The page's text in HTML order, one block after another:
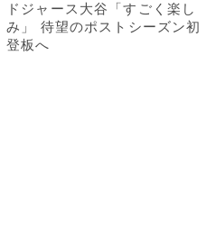
ドジャース大谷「すごく楽し
み」 待望のポストシーズン初
登板へ